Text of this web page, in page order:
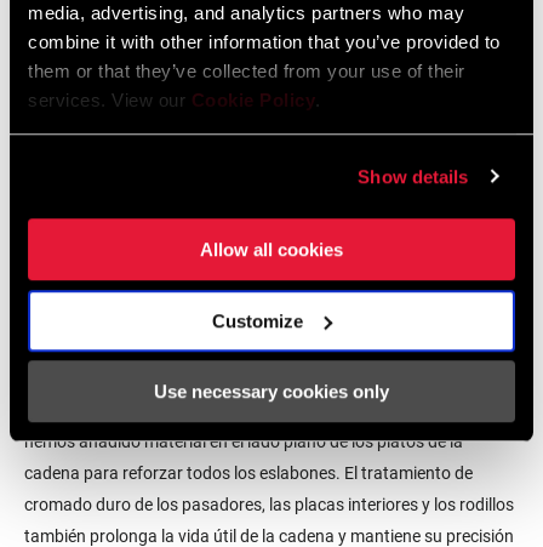
media, advertising, and analytics partners who may
combine it with other information that you’ve provided to
them or that they’ve collected from your use of their
services. View our Cookie Policy.
Show details
Allow all cookies
Customize
Use necessary cookies only
Flattop
¿Y si pudieras aumentar la autonomía de tu transmisión y, al
mismo tiempo, suavizar la progresión de las marchas con menos
tener que cambiar la cadena con más frecuencia? El diseño
exclusivo de nuestro eslabón de cadena Flattop es un elemento
fundamental para hacer realidad todas estas mejoras.
pequeños, la cadena debe ser más estrecha. Con el Flattop,
hemos añadido material en el lado plano de los platos de la
cadena para reforzar todos los eslabones. El tratamiento de
cromado duro de los pasadores, las placas interiores y los rodillos
también prolonga la vida útil de la cadena y mantiene su precisión